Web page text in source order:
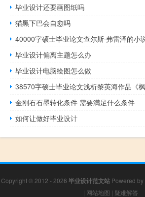
毕业设计还要画图纸吗
猫黑下巴会自愈吗
毕业设计偏离主题怎么办
毕业设计电脑绘图怎么做
金刚石石墨转化条件 需要满足什么条件
如何让做好毕业设计
Copyright © 2012 - 2026 毕业设计范文站Powered by
| 网站地图 | 疑难解答